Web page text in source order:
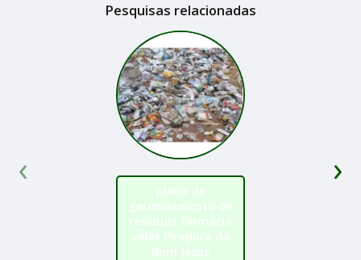
Pesquisas relacionadas
plano de
gerenciamento de
resíduos farmácia
valor Pirapora do
Bom Jesus
‹ ›